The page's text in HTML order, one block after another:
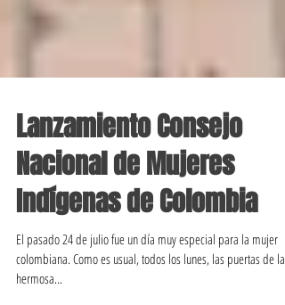
Lanzamiento Consejo
Nacional de Mujeres
Indígenas de Colombia
El pasado 24 de julio fue un día muy especial para la mujer